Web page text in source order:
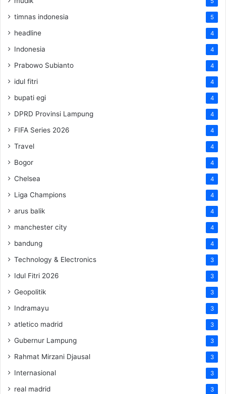
timnas indonesia 5
headline 4
Indonesia 4
Prabowo Subianto 4
idul fitri 4
bupati egi 4
DPRD Provinsi Lampung 4
FIFA Series 2026 4
Travel 4
Bogor 4
Chelsea 4
Liga Champions 4
arus balik 4
manchester city 4
bandung 4
Technology & Electronics 3
Idul Fitri 2026 3
Geopolitik 3
Indramayu 3
atletico madrid 3
Gubernur Lampung 3
Rahmat Mirzani Djausal 3
Internasional 3
real madrid 3